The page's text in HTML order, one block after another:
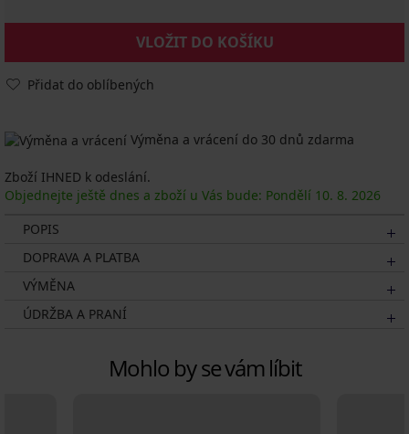
VLOŽIT DO KOŠÍKU
Přidat do oblíbených
Výměna a vrácení do 30 dnů zdarma
Zboží IHNED k odeslání.
Objednejte ještě dnes a zboží u Vás bude: Pondělí 10. 8. 2026
POPIS
DOPRAVA A PLATBA
VÝMĚNA
ÚDRŽBA A PRANÍ
Mohlo by se vám líbit